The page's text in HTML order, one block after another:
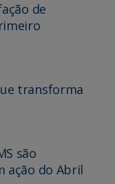
de
transforma
são
ação do Abril